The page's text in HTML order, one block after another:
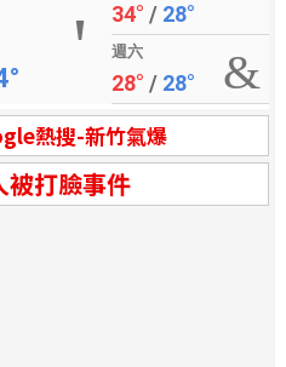
34° / 28°
週六
28° / 28°
熱搜-新竹氣爆
被打臉事件